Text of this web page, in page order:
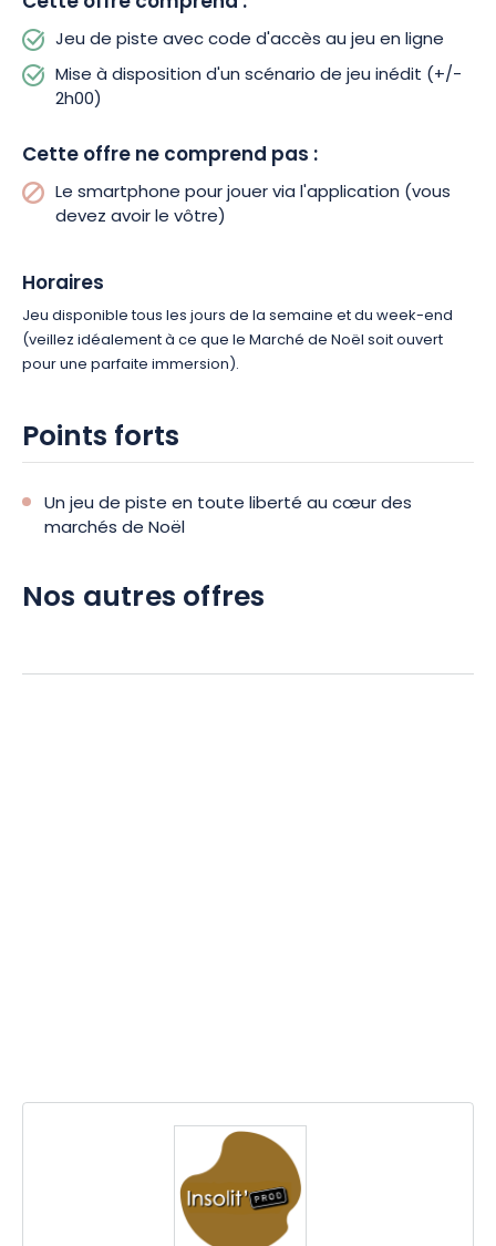
emblématique Christkindelsmärik sur la Place Broglie, mais
aussi aux marchés les plus secrets de la cité.
votre équipe dès maintenant, et achetez votre ticket de jeu !
Le parcours se fera en toute autonomie dans le centre-ville,
au jour et à l’heure de votre choix !
Jeu de piste avec code d'accès au jeu en ligne
Mise à disposition d'un scénario de jeu inédit (+/-
2h00)
Cette offre ne comprend pas :
Le smartphone pour jouer via l'application (vous
devez avoir le vôtre)
Horaires
Jeu disponible tous les jours de la semaine et du week-end
(veillez idéalement à ce que le Marché de Noël soit ouvert
pour une parfaite immersion).
Points forts
Un jeu de piste en toute liberté au cœur des
marchés de Noël
Nos autres offres